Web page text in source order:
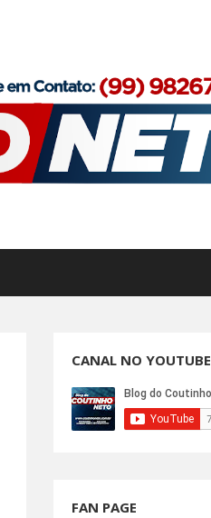
CANAL NO YOUTUBE
FAN PAGE